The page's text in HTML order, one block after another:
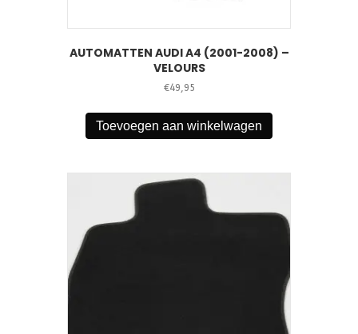
AUTOMATTEN AUDI A4 (2001-2008) –
VELOURS
€49,95
Toevoegen aan winkelwagen